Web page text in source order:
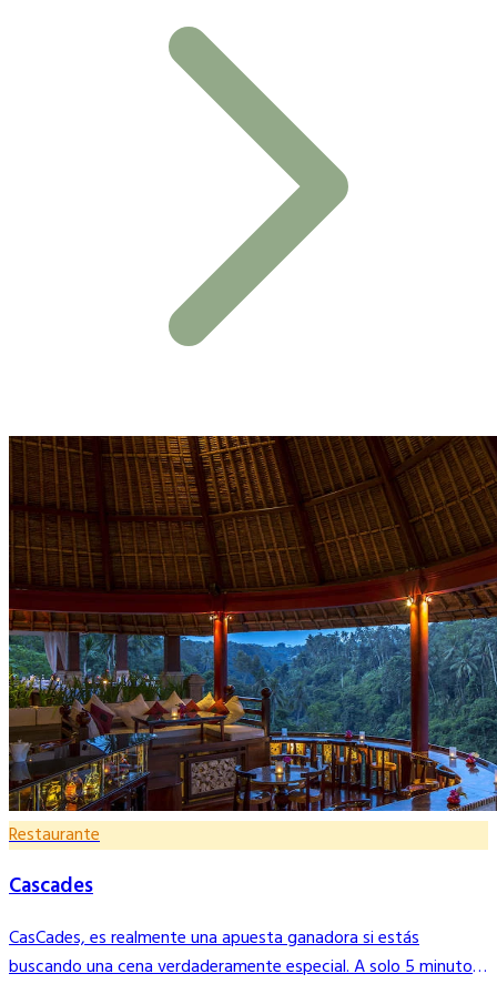
Restaurante
Cascades
CasCades, es realmente una apuesta ganadora si estás
buscando una cena verdaderamente especial. A solo 5 minutos